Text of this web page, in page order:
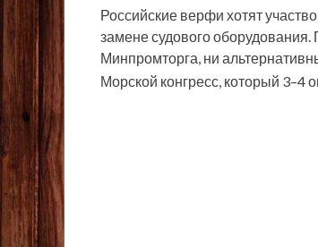
Российские верфи хотят
замене судового
Минпромторга, ни
Морской конгресс, который 3–4